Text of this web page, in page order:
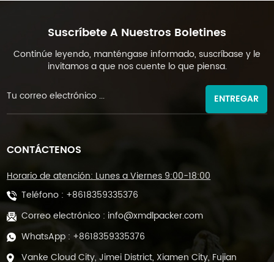
Suscríbete A Nuestros Boletines
Continúe leyendo, manténgase informado, suscríbase y le
invitamos a que nos cuente lo que piensa.
ENTREGAR
CONTÁCTENOS
Horario de atención: Lunes a Viernes 9:00-18:00
Teléfono : +8618359335376
Correo electrónico : info@xmdlpacker.com
WhatsApp : +8618359335376
Vanke Cloud City, Jimei District, Xiamen City, Fujian